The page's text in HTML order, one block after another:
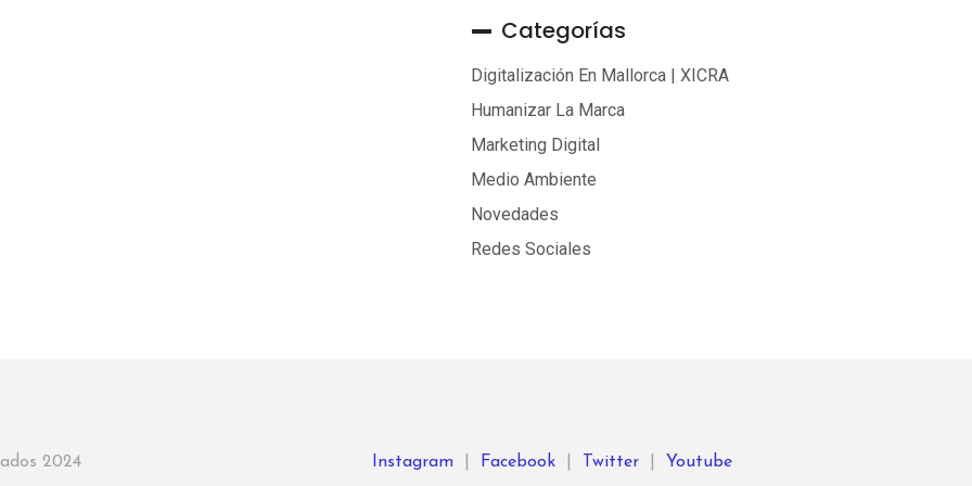
Categorías
Digitalización En Mallorca | XICRA
Humanizar La Marca
Marketing Digital
Medio Ambiente
Novedades
Redes Sociales
2024 Instagram Facebook Twitter Youtube